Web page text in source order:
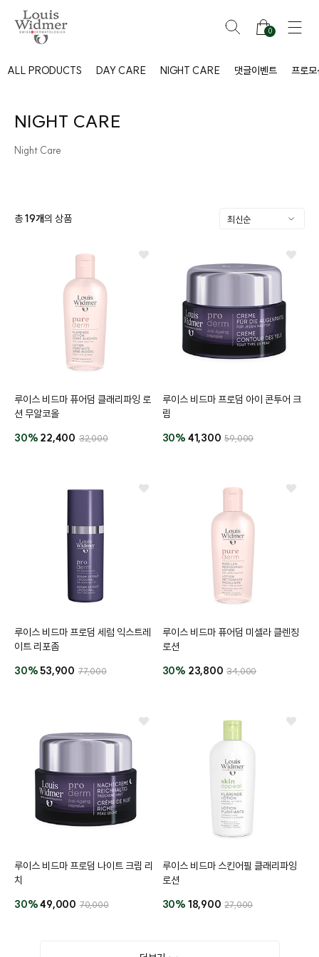
0
ALL PRODUCTS DAY CARE NIGHT CARE 댓글이벤트 프로모
NIGHT CARE
Night Care
총19개의 상품
루이스 비드마 퓨어덤 클래리파잉 로
션 무알코올
30% 22,400 32,000
루이스 비드마 프로덤 아이 콘투어 크
림
30% 41,300 59,000
루이스 비드마 프로덤 세럼 익스트레
이트 리포좀
30%53,900 77,000
루이스 비드마 퓨어덤 미셀라 클렌징
로션
30% 23,800 34,000
루이스 비드마 프로덤 나이트 크림 리
치
30%49,000 70,000
루이스 비드마 스킨어필 클래리파잉
로션
30% 18,900 27,000